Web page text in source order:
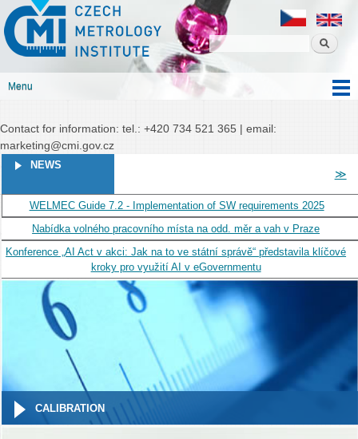
content
Czech metrology institute
Czech
metrology
institute
Menu
Contact for information: tel.: +420 734 521 365 | email:
marketing@cmi.gov.cz
NEWS
WELMEC Guide 7.2 - Implementation of SW requirements 2025
Nabídka volného pracovního místa na odd. měr a vah v Praze
Konference „AI Act v akci: Jak na to ve státní správě“ představila klíčové
kroky pro využití AI v eGovernmentu
PAGES
≫
CALIBRATION